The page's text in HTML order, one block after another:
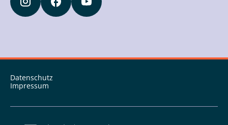
Datenschutz
Impressum